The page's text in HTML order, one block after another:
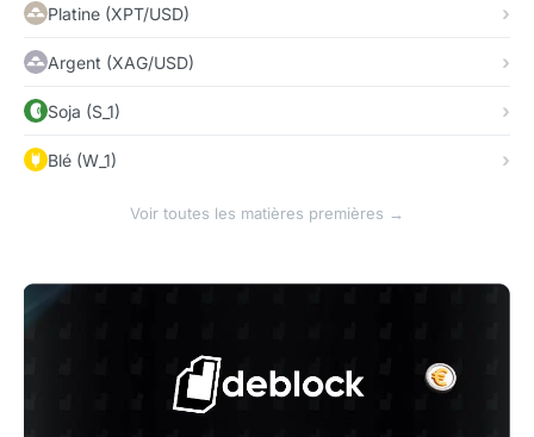
Platine (XPT/USD)
Argent (XAG/USD)
Soja (S_1)
Blé (W_1)
Voir toutes les matières premières →